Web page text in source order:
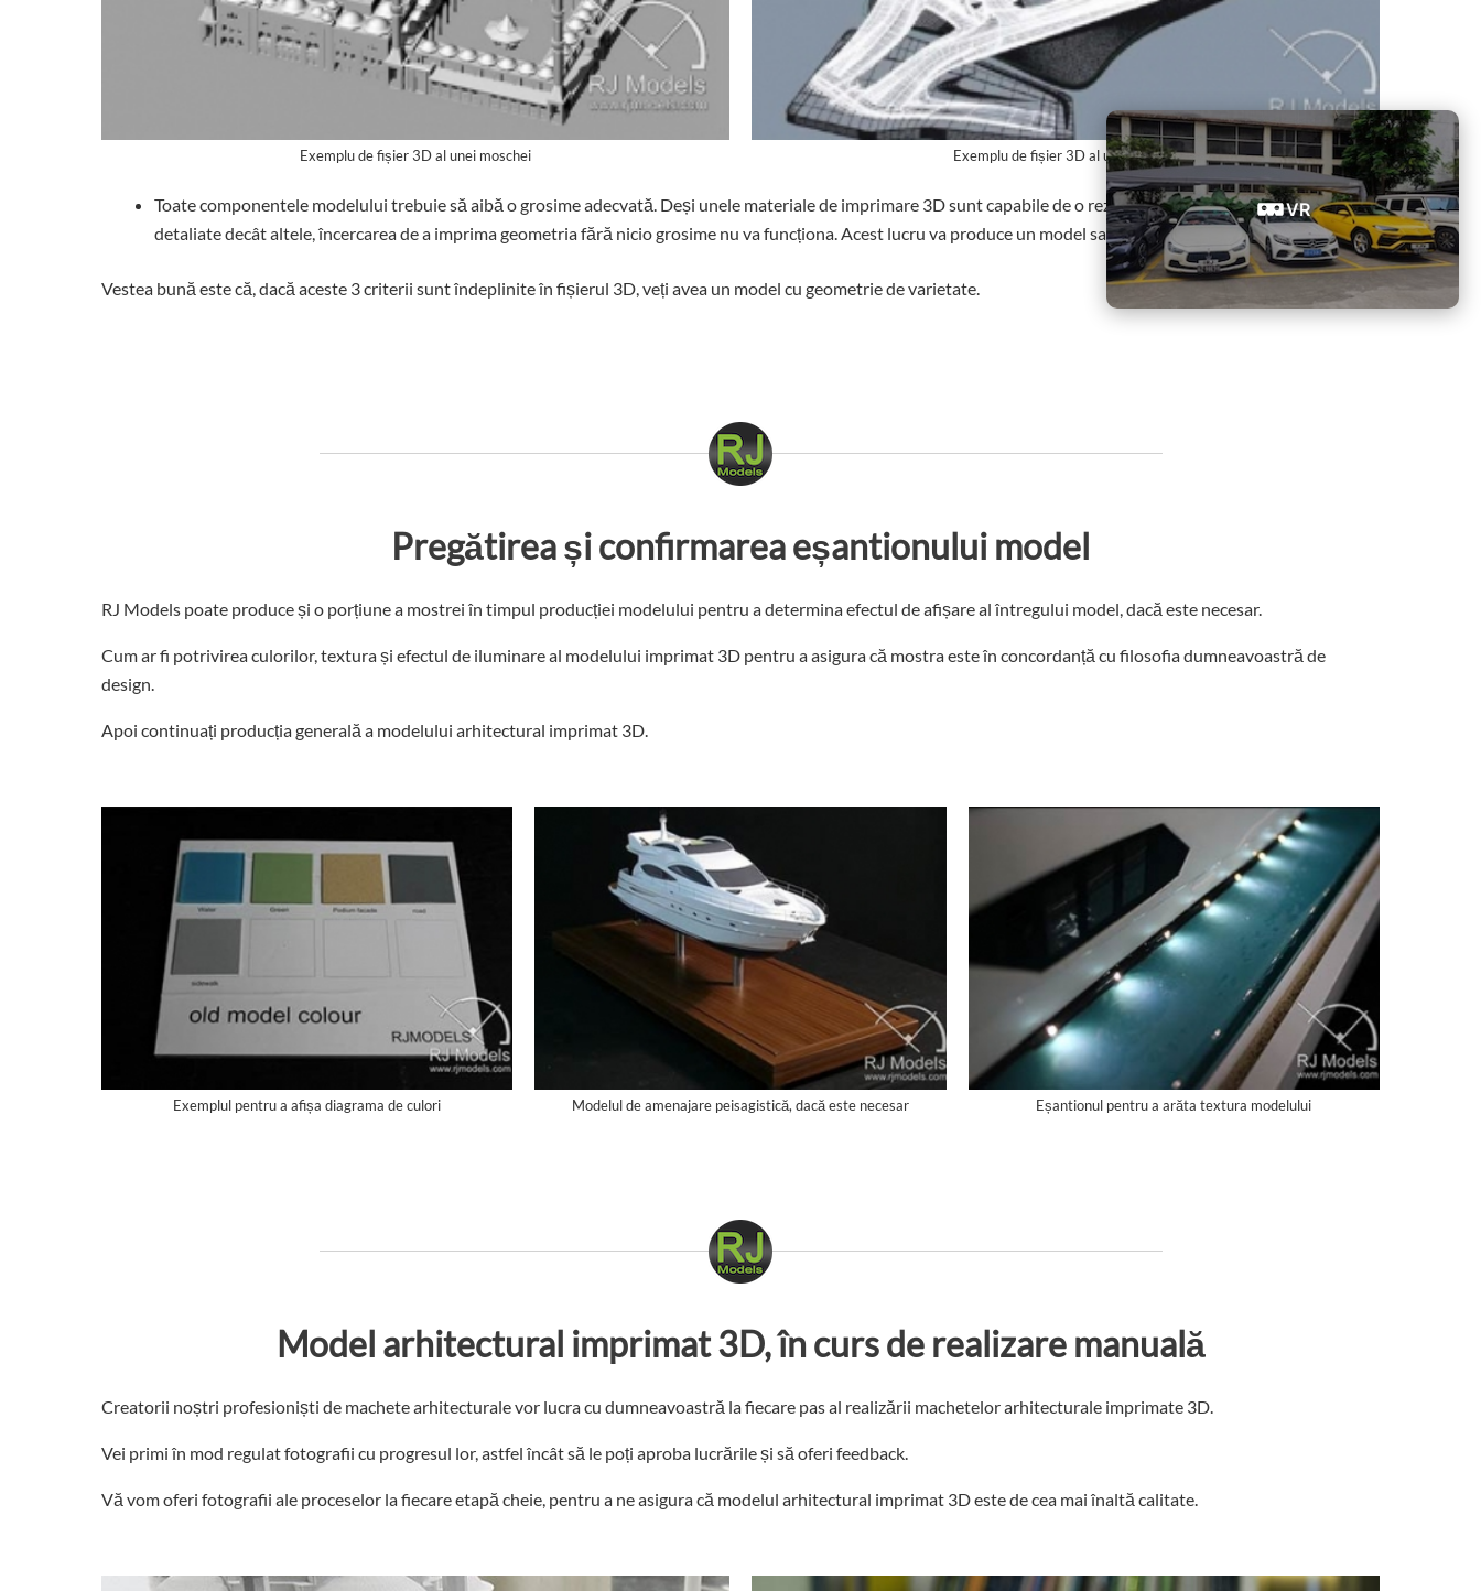
Exemplu de fișier 3D al unei moschei Exemplu de fișier 3D al unui stadion
Toate componentele modelului trebuie să aibă o grosime adecvată. Deși unele materiale de imprimare 3D sunt capabile de o rezoluție mai mare și detalii mai
detaliate decât altele, încercarea de a imprima geometria fără nicio grosime nu va funcționa. Acest lucru va produce un model sau un rezultat nedorit.
Vestea bună este că, dacă aceste 3 criterii sunt îndeplinite în fișierul 3D, veți avea un model cu geometrie de varietate.
Pregătirea și confirmarea eșantionului model
RJ Models poate produce și o porțiune a mostrei în timpul producției modelului pentru a determina efectul de afișare al întregului model, dacă este necesar.
Cum ar fi potrivirea culorilor, textura și efectul de iluminare al modelului imprimat 3D pentru a asigura că mostra este în concordanță cu filosofia dumneavoastră de
design.
Apoi continuați producția generală a modelului arhitectural imprimat 3D.
Exemplul pentru a afișa diagrama de culori Modelul de amenajare peisagistică, dacă este necesar Eșantionul pentru a arăta textura modelului
Model arhitectural imprimat 3D, în curs de realizare manuală
Creatorii noștri profesioniști de machete arhitecturale vor lucra cu dumneavoastră la fiecare pas al realizării machetelor arhitecturale imprimate 3D.
Vei primi în mod regulat fotografii cu progresul lor, astfel încât să le poți aproba lucrările și să oferi feedback.
Vă vom oferi fotografii ale proceselor la fiecare etapă cheie, pentru a ne asigura că modelul arhitectural imprimat 3D este de cea mai înaltă calitate.
VR